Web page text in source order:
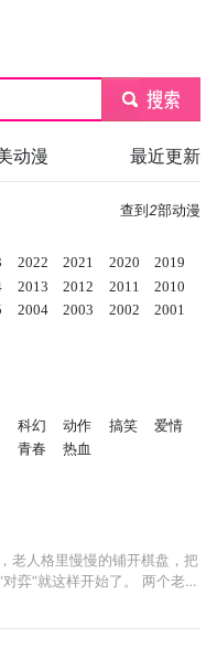
submit
动漫 最近更新
查到 2部动漫
2022 2021 2020
2019
2013 2012 2011
2010
2004 2003 2002
2001
科幻 动作 搞笑
爱情
青春 热血
老人格里慢慢的铺开棋盘，把
弈”就这样开始了。 两个老人